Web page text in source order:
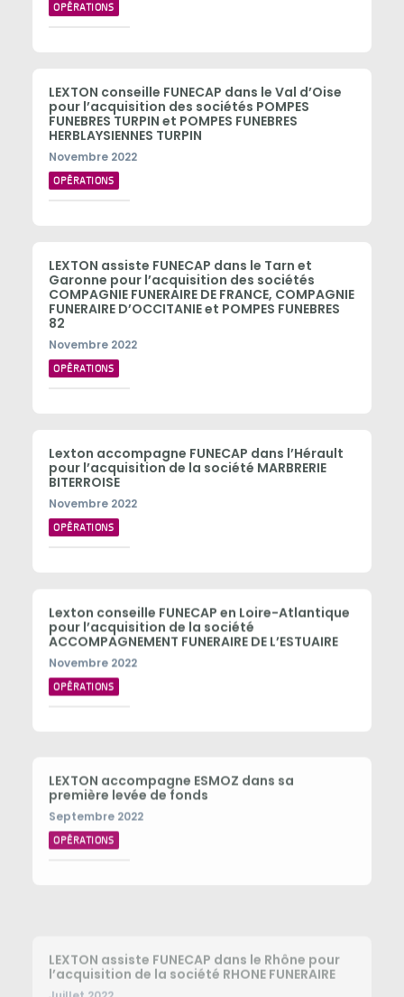
OPÉRATIONS
LEXTON conseille FUNECAP dans le Val d’Oise
pour l’acquisition des sociétés POMPES
FUNEBRES TURPIN et POMPES FUNEBRES
HERBLAYSIENNES TURPIN
Novembre 2022
OPÉRATIONS
LEXTON assiste FUNECAP dans le Tarn et
Garonne pour l’acquisition des sociétés
COMPAGNIE FUNERAIRE DE FRANCE, COMPAGNIE
FUNERAIRE D’OCCITANIE et POMPES FUNEBRES
82
Novembre 2022
OPÉRATIONS
Lexton accompagne FUNECAP dans l’Hérault
pour l’acquisition de la société MARBRERIE
BITERROISE
Novembre 2022
OPÉRATIONS
Lexton conseille FUNECAP en Loire-Atlantique
pour l’acquisition de la société
ACCOMPAGNEMENT FUNERAIRE DE L’ESTUAIRE
Novembre 2022
OPÉRATIONS
LEXTON accompagne ESMOZ dans sa
première levée de fonds
Septembre 2022
OPÉRATIONS
Juillet 2022
OPÉRATIONS